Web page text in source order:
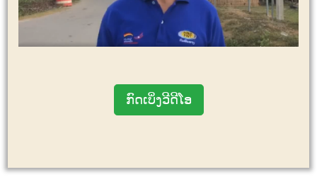
ກົດເບິ່ງວີດີໂອ